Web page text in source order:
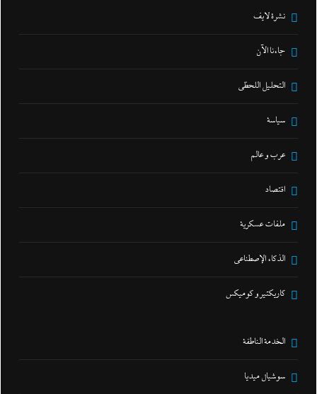
نشرة لايف
جاءنا الآن
التحليل اللحظي
سياسة
عرب و عالم
اقتصاد
ملفات عسكرية
الذكاء الإصطناعي
كاريكتير و كوميكس
الخدمة الناطقة
سوشيال ميديا